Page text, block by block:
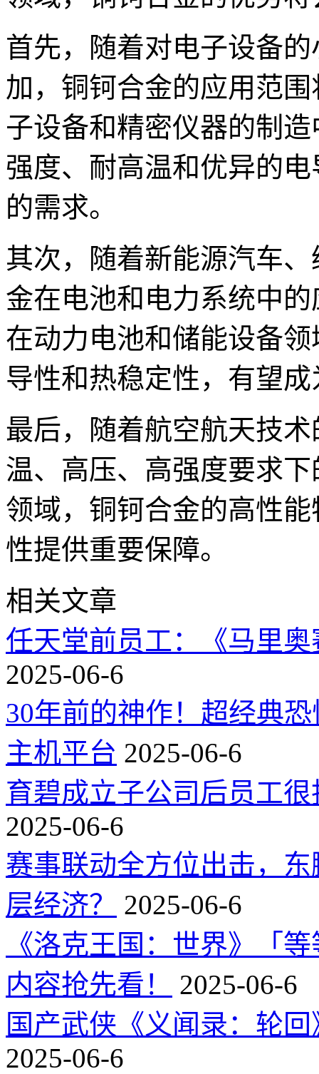
首先，随着对电子设备
加，铜钶合金的应用范
子设备和精密仪器的制
强度、耐高温和优异的
的需求。
其次，随着新能源汽车
金在电池和电力系统中
在动力电池和储能设备
导性和热稳定性，有望
最后，随着航空航天技
温、高压、高强度要求
领域，铜钶合金的高性
性提供重要保障。
相关文章
任天堂前员工：《马里
2025-06-6
30年前的神作！超经典
主机平台 2025-06-6
育碧成立子公司后员工
2025-06-6
赛事联动全方位出击，
层经济？
2025-06-6
《洛克王国：世界》「
内容抢先看！
2025-06-6
国产武侠《义闻录：轮
2025-06-6